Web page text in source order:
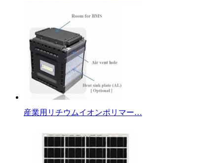
産業用リチウムイオンポリマー…